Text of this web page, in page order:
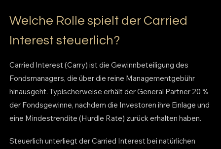
Welche Rolle spielt der Carried
Interest steuerlich?
Carried Interest (Carry) ist die Gewinnbeteiligung des
Fondsmanagers, die über die reine Managementgebühr
hinausgeht. Typischerweise erhält der General Partner 20 %
der Fondsgewinne, nachdem die Investoren ihre Einlage und
eine Mindestrendite (Hurdle Rate) zurück erhalten haben.
Steuerlich unterliegt der Carried Interest bei natürlichen